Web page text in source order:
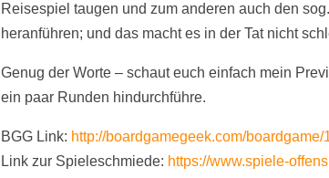
Reisespiel taugen und zum anderen auch den
heranführen; und das macht es in der Tat nicht
Genug der Worte – schaut euch einfach mein
ein paar Runden hindurchführe.
BGG Link: http://boardgamegeek.com/
Link zur Spieleschmiede: https://www.spiele-